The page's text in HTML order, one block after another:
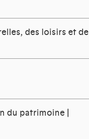
des loisirs et de
du patrimoine |